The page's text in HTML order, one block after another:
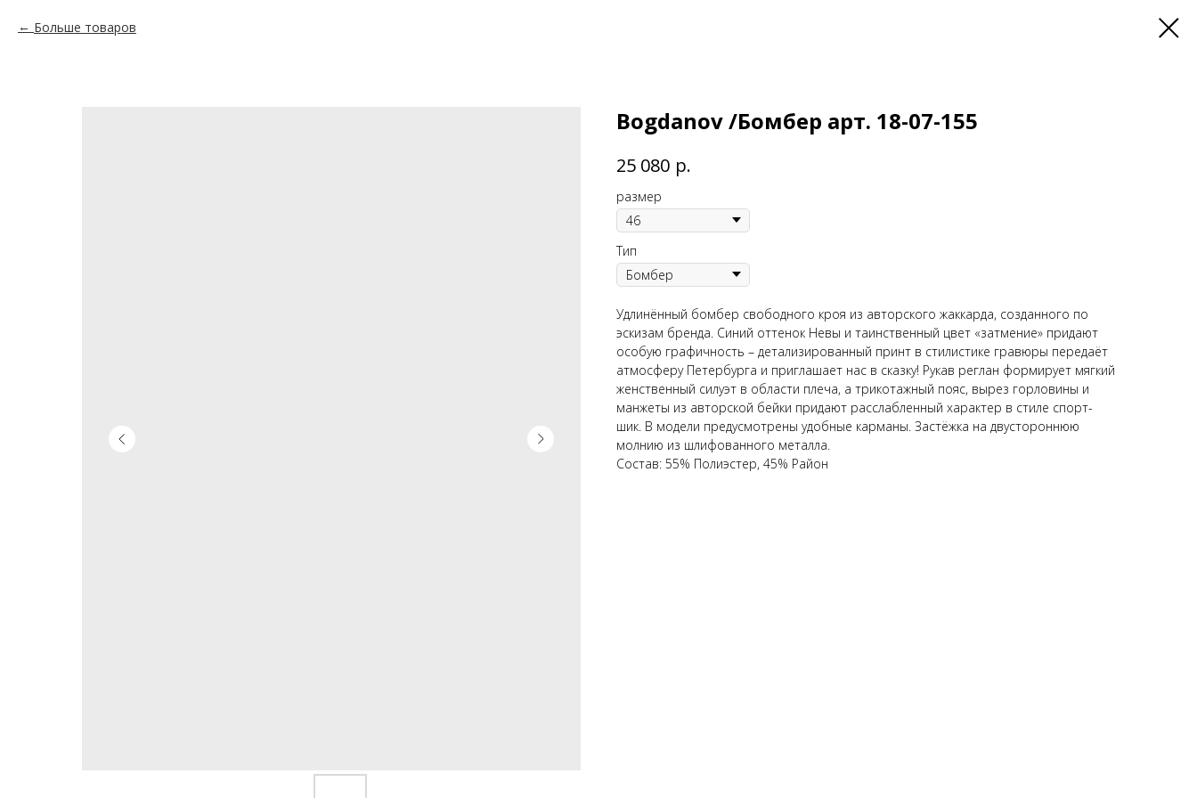
Больше товаров
Bogdanov /Бомбер арт. 18-07-155
25 080 р.
размер
Тип
Удлинённый бомбер свободного кроя из авторского жаккарда, созданного по
эскизам бренда. Синий оттенок Невы и таинственный цвет «затмение» придают
особую графичность – детализированный принт в стилистике гравюры передаёт
атмосферу Петербурга и приглашает нас в сказку! Рукав реглан формирует мягкий
женственный силуэт в области плеча, а трикотажный пояс, вырез горловины и
манжеты из авторской бейки придают расслабленный характер в стиле спорт-
шик. В модели предусмотрены удобные карманы. Застёжка на двустороннюю
молнию из шлифованного металла.
Состав: 55% Полиэстер, 45% Район